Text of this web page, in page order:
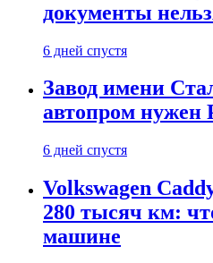
документы
6 дней спустя
Завод имени
автопром нужен
6 дней спустя
Volkswagen
280 тысяч км:
машине